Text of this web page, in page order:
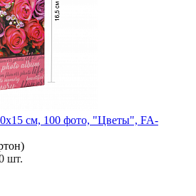
см, 100 фото, "Цветы", FA-
шт.